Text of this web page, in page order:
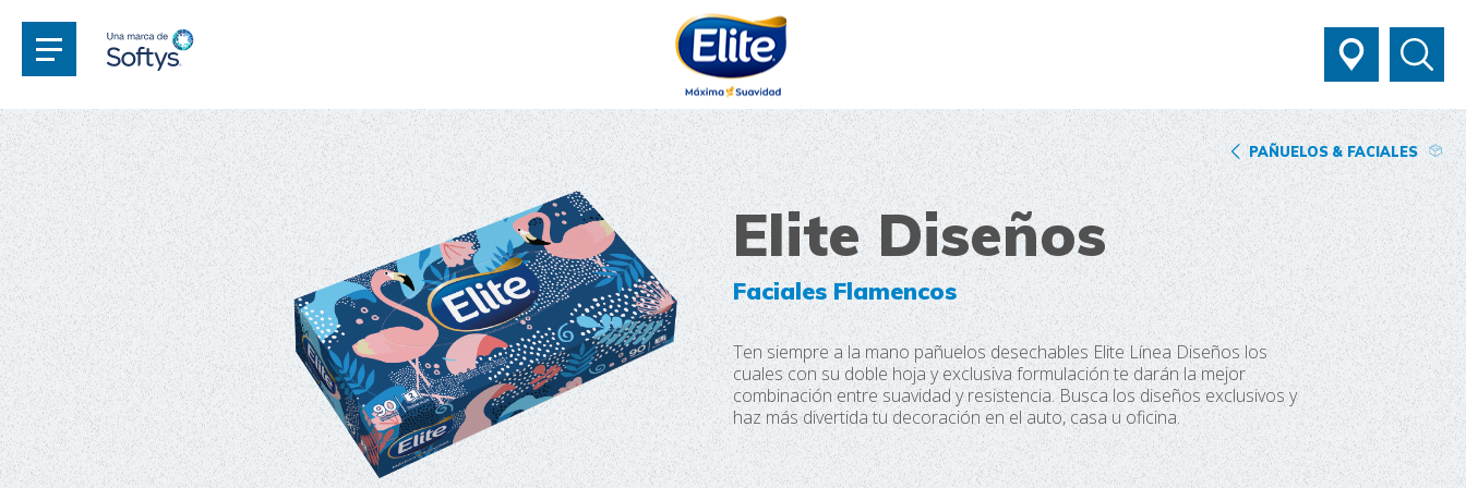
PAÑUELOS & FACIALES
Elite Diseños
Faciales Flamencos
Ten siempre a la mano pañuelos desechables Elite Línea Diseños los
cuales con su doble hoja y exclusiva formulación te darán la mejor
combinación entre suavidad y resistencia. Busca los diseños exclusivos y
haz más divertida tu decoración en el auto, casa u oficina.